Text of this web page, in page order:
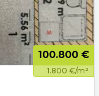
100.800 €
1.800 €/m²